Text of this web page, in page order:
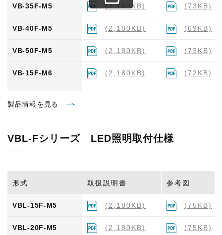
VB-35F-M5 (2,180KB) (73KB)
VB-40F-M5 (2,180KB) (69KB)
VB-50F-M5 (2,180KB) (73KB)
VB-15F-M6 (2,180KB) (72KB)
VB-30F-M6 (2,180KB)
VB-40F-M6 (2,180KB) (69KB)
VB-50F-M6 (2,180KB) (70KB)
製品情報を見る
VBL-Fシリーズ LED照明取付仕様
形式 取扱説明書 参考図
VBL-15F-M5 (2,180KB) (75KB)
VBL-20F-M5 (2,180KB) (75KB)